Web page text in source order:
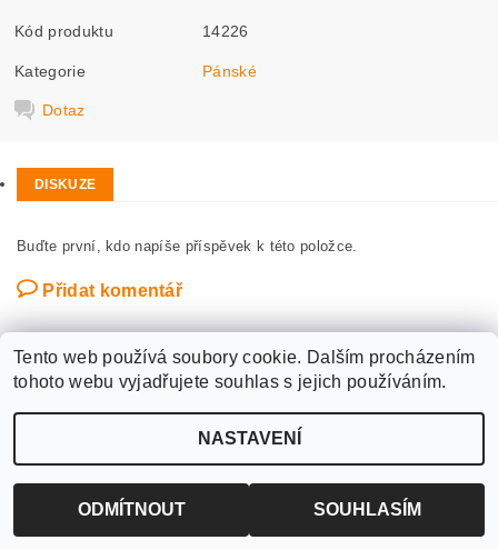
Kód produktu 14226
Kategorie Pánské
Dotaz
DISKUZE
Buďte první, kdo napíše příspěvek k této položce.
Přidat komentář
WANTED SPORT PARDUBICE , všechna práva vyhrazena
cookies
Tento web používá soubory cookie. Dalším procházením
tohoto webu vyjadřujete souhlas s jejich používáním.
NASTAVENÍ
ODMÍTNOUT SOUHLASÍM